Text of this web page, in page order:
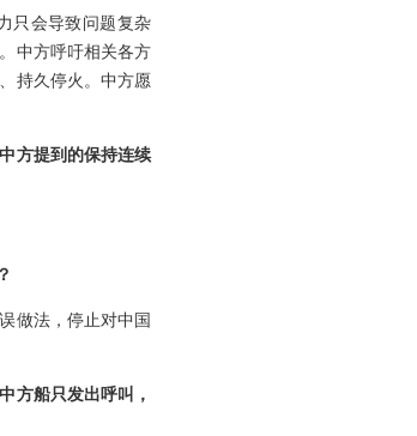
只会导致问题复杂
中方呼吁相关各方
持久停火。中方愿
方提到的保持连续
做法，停止对中国
方船只发出呼叫，